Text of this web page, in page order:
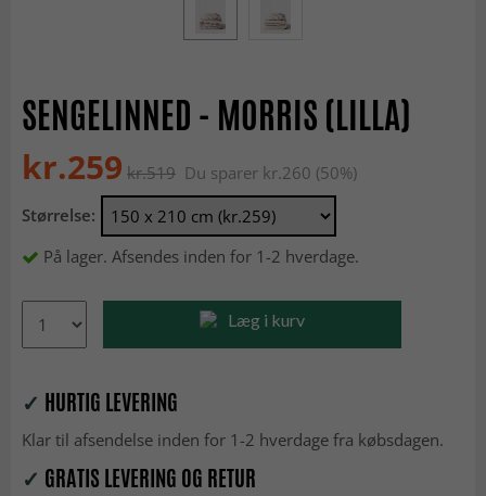
SENGELINNED - MORRIS (LILLA)
kr.259 kr.519 Du sparer kr.260 (50%)
Størrelse:
På lager. Afsendes inden for 1-2 hverdage.
Læg i kurv
✓ HURTIG LEVERING
Klar til afsendelse inden for 1-2 hverdage fra købsdagen.
✓ GRATIS LEVERING OG RETUR